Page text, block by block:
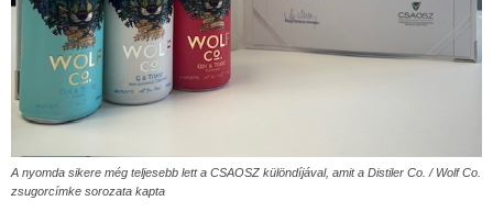
A nyomda sikere még teljesebb lett a CSAOSZ különdíjával, amit a Distiler Co. / Wolf Co.
zsugorcímke sorozata kapta